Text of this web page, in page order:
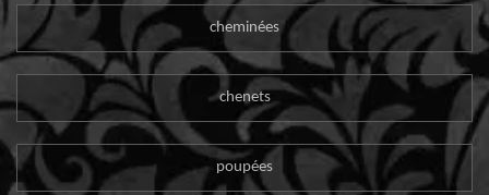
cheminées
chenets
poupées